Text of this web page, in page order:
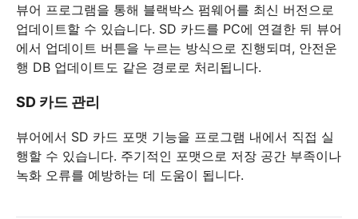
뷰어 프로그램을 통해 블랙박스 펌웨어를 최신 버전으로
업데이트할 수 있습니다. SD 카드를 PC에 연결한 뒤 뷰어
에서 업데이트 버튼을 누르는 방식으로 진행되며, 안전운
행 DB 업데이트도 같은 경로로 처리됩니다.
SD 카드 관리
뷰어에서 SD 카드 포맷 기능을 프로그램 내에서 직접 실
행할 수 있습니다. 주기적인 포맷으로 저장 공간 부족이나
녹화 오류를 예방하는 데 도움이 됩니다.